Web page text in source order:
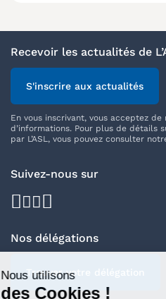
Recevoir les actualités de
S'inscrire aux actualités
En vous inscrivant, vous acceptez
d’informations. Pour plus de détails
par L’ASL, vous pouvez consulter
Suivez-nous sur
facebook
instagram
linkedin
Nos délégations
Trouver votre délégation